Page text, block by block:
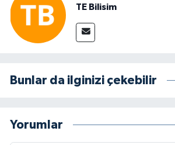
TE Bilisim
Bunlar da ilginizi çekebilir
Yorumlar